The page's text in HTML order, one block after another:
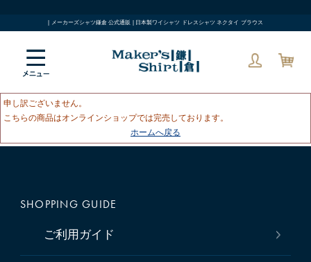
| メーカーズシャツ鎌倉 公式通販 | 日本製ワイシャツ ドレスシャツ ネクタイ ブラウス
申し訳ございません。
こちらの商品はオンラインショップでは完売しております。
ホームへ戻る
SHOPPING GUIDE
ご利用ガイド